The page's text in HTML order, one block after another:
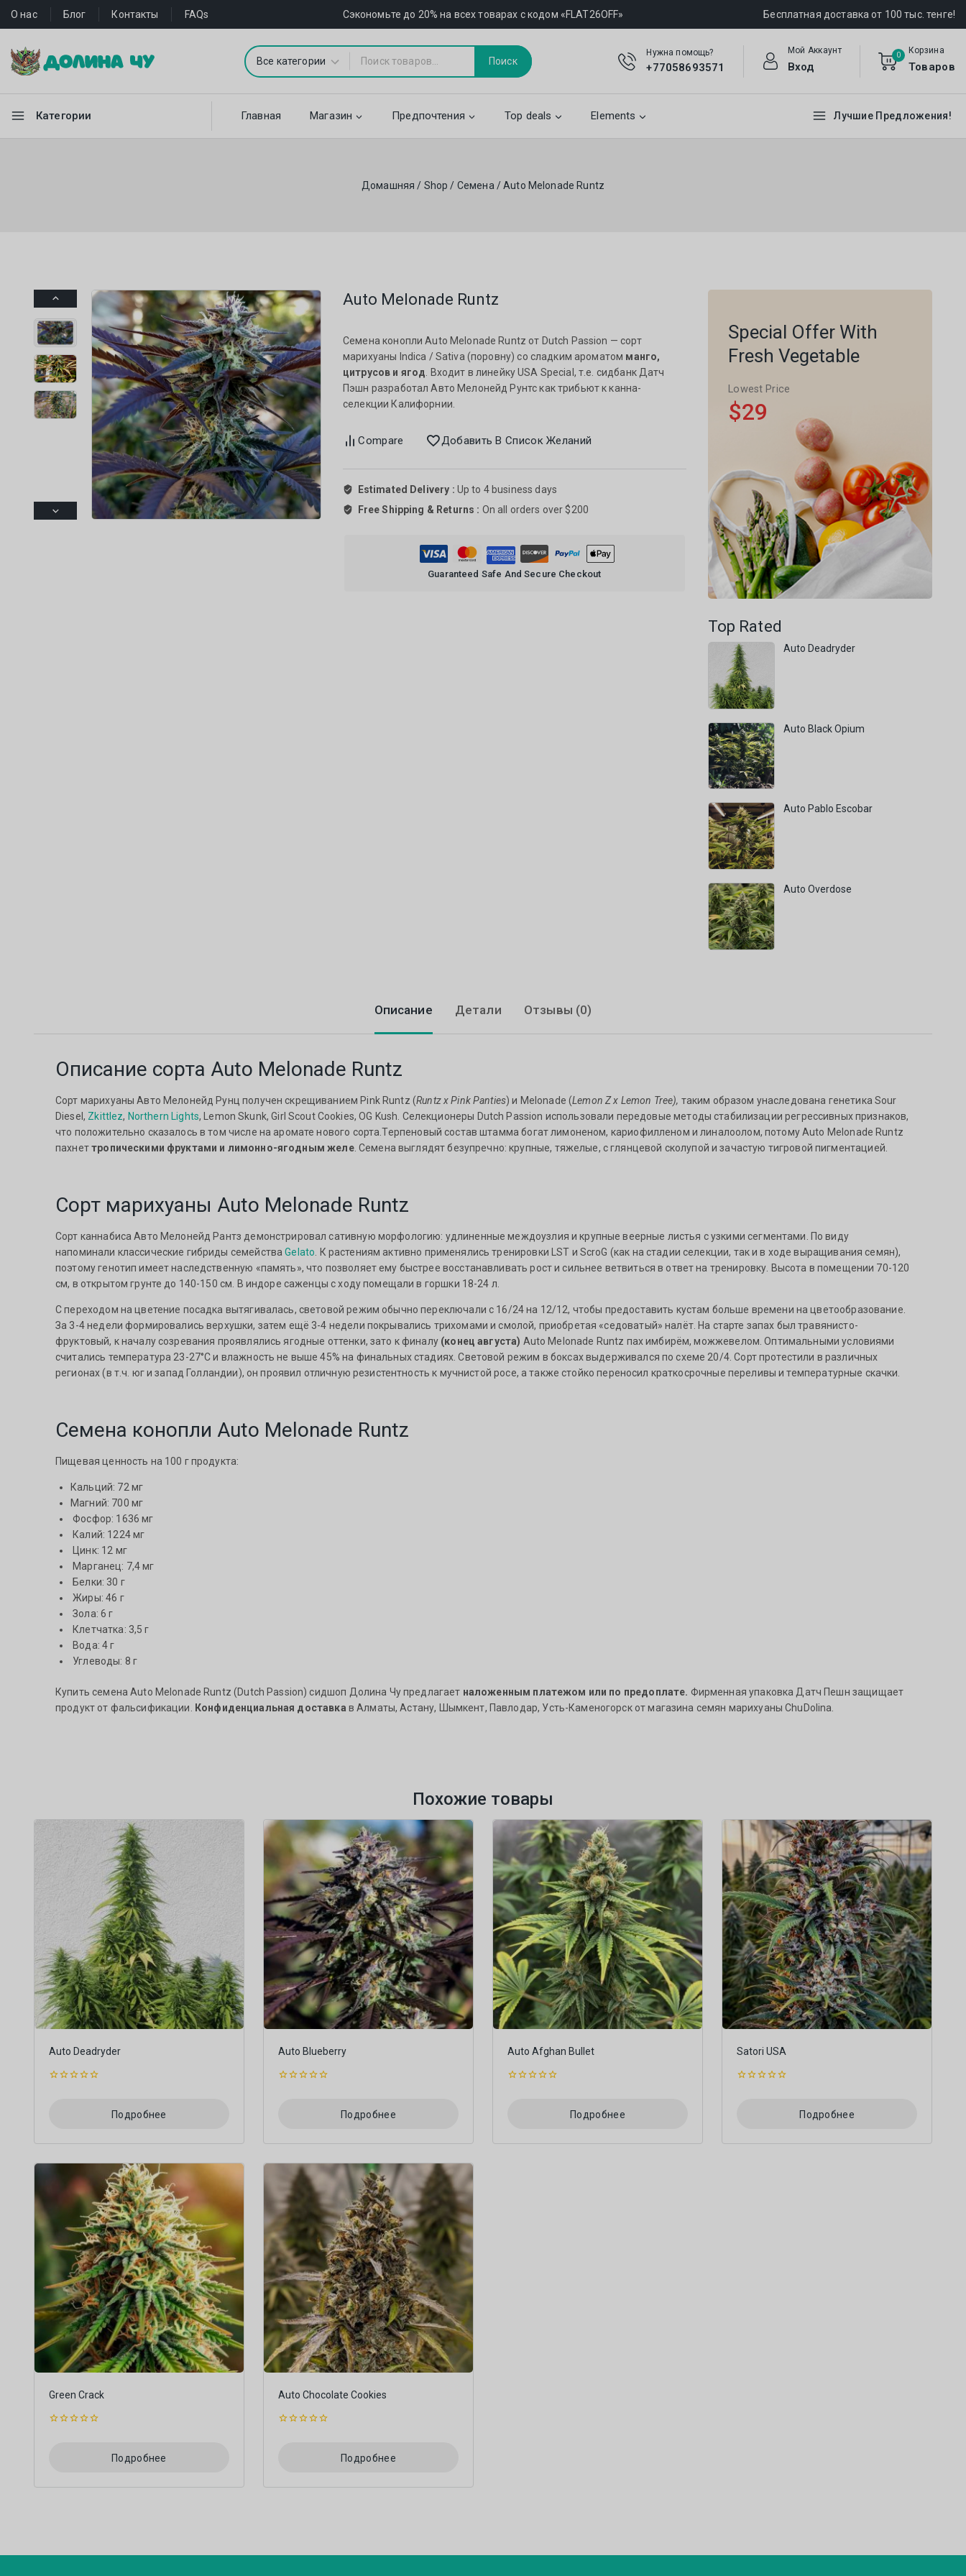
О нас Блог Контакты FAQs Сэкономьте до 20% на всех товарах с кодом «FLAT26OFF» Бесплатная доставка от 100 тыс. тенге!
Поиск
Нужна помощь?
+77058693571
Мой Аккаунт
Вход
0 Корзина
Товаров
Категории Главная Магазин Предпочтения Top deals Elements Лучшие Предложения!
Домашняя / Shop / Семена /Auto Melonade Runtz
Special Offer With
Fresh Vegetable
Lowest Price
$29
Top Rated
Auto Deadryder
Auto Black Opium
Auto Pablo Escobar
Auto Overdose
Auto Melonade Runtz
Семена конопли Auto Melonade Runtz от Dutch Passion — сорт
марихуаны Indica / Sativa (поровну) со сладким ароматом манго,
цитрусов и ягод . Входит в линейку USA Special, т.е. сидбанк Датч
Пэшн разработал Авто Мелонейд Рунтс как трибьют к канна-
селекции Калифорнии.
Compare Добавить В Список Желаний
Estimated Delivery : Up to 4 business days
Free Shipping & Returns : On all orders over $200
Guaranteed Safe And Secure Checkout
Описание Детали Отзывы (0)
Описание сорта Auto Melonade Runtz
Сорт марихуаны Авто Мелонейд Рунц получен скрещиванием Pink Runtz (Runtz x Pink Panties) и Melonade (Lemon Z x Lemon Tree), таким образом унаследована генетика Sour
Diesel, Zkittlez, Northern Lights, Lemon Skunk, Girl Scout Cookies, OG Kush. Селекционеры Dutch Passion использовали передовые методы стабилизации регрессивных признаков,
что положительно сказалось в том числе на аромате нового сорта.Терпеновый состав штамма богат лимоненом, кариофилленом и линалоолом, потому Auto Melonade Runtz
пахнеттропическими фруктами и лимонно-ягодным желе. Семена выглядят безупречно: крупные, тяжелые, с глянцевой сколупой и зачастую тигровой пигментацией.
Сорт марихуаны Auto Melonade Runtz
Сорт каннабиса Авто Мелонейд Рантз демонстрировал сативную морфологию: удлиненные междоузлия и крупные веерные листья с узкими сегментами. По виду
напоминали классические гибриды семействаGelato . К растениям активно применялись тренировки LST и ScroG (как на стадии селекции, так и в ходе выращивания семян),
поэтому генотип имеет наследственную «память», что позволяет ему быстрее восстанавливать рост и сильнее ветвиться в ответ на тренировку. Высота в помещении 70-120
см, в открытом грунте до 140-150 см. В индоре саженцы с ходу помещали в горшки 18-24 л.
С переходом на цветение посадка вытягивалась, световой режим обычно переключали с 16/24 на 12/12, чтобы предоставить кустам больше времени на цветообразование.
За 3-4 недели формировались верхушки, затем ещё 3-4 недели покрывались трихомами и смолой, приобретая «седоватый» налёт. На старте запах был травянисто-
фруктовый, к началу созревания проявлялись ягодные оттенки, зато к финалу (конец августа) Auto Melonade Runtz пах имбирём, можжевелом. Оптимальными условиями
считались температура 23-27°C и влажность не выше 45% на финальных стадиях. Световой режим в боксах выдерживался по схеме 20/4. Сорт протестили в различных
регионах (в т.ч. юг и запад Голландии), он проявил отличную резистентность к мучнистой росе, а также стойко переносил краткосрочные переливы и температурные скачки.
Семена конопли Auto Melonade Runtz
Пищевая ценность на 100 г продукта:
Кальций: 72 мг
Магний: 700 мг
Фосфор: 1636 мг
Калий: 1224 мг
Цинк: 12 мг
Марганец: 7,4 мг
Белки: 30 г
Жиры: 46 г
Зола: 6 г
Клетчатка: 3,5 г
Вода: 4 г
Углеводы: 8 г
Купить семена Auto Melonade Runtz (Dutch Passion) сидшоп Долина Чу предлагает наложенным платежом или по предоплате. Фирменная упаковка Датч Пешн защищает
продукт от фальсификации.
Конфиденциальная доставка в Алматы, Астану, Шымкент, Павлодар, Усть-Каменогорск от магазина семян марихуаны ChuDolina.
Похожие товары
Auto Deadryder
Подробнее
Auto Blueberry
Подробнее
Auto Afghan Bullet
Подробнее
Satori USA
Подробнее
Green Crack
Подробнее
Auto Chocolate Cookies
Подробнее